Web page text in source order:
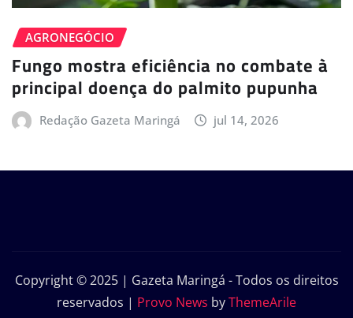
AGRONEGÓCIO
Fungo mostra eficiência no combate à
principal doença do palmito pupunha
Redação Gazeta Maringá jul 14, 2026
Copyright © 2025 | Gazeta Maringá - Todos os direitos
reservados | Provo News byThemeArile